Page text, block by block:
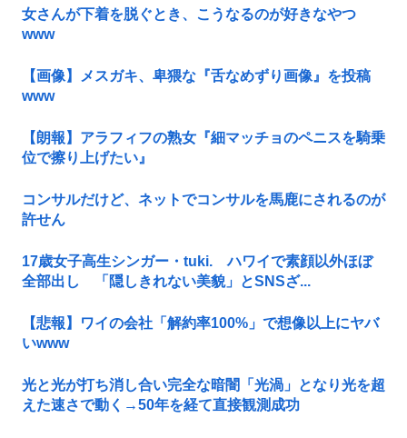
女さんが下着を脱ぐとき、こうなるのが好きなやつ
www
【画像】メスガキ、卑猥な『舌なめずり画像』を投稿
www
【朗報】アラフィフの熟女『細マッチョのペニスを騎乗
位で擦り上げたい』
コンサルだけど、ネットでコンサルを馬鹿にされるのが
許せん
17歳女子高生シンガー・tuki. ハワイで素顔以外ほぼ
全部出し 「隠しきれない美貌」とSNSざ...
【悲報】ワイの会社「解約率100%」で想像以上にヤバ
いwww
光と光が打ち消し合い完全な暗闇「光渦」となり光を超
えた速さで動く→50年を経て直接観測成功